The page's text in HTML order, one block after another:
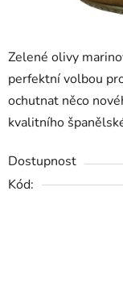
Zelené olivy
perfektní volbou
ochutnat něco
kvalitního
Dostupnost
Kód: